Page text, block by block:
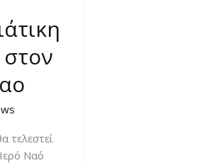
στον
τελεστεί
Ναό